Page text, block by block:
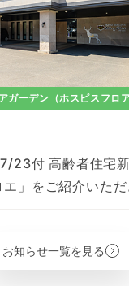
ガーデン（ホスピスフロア
7/23付 高齢者住宅
」をご紹介いた
お知らせ一覧を見る